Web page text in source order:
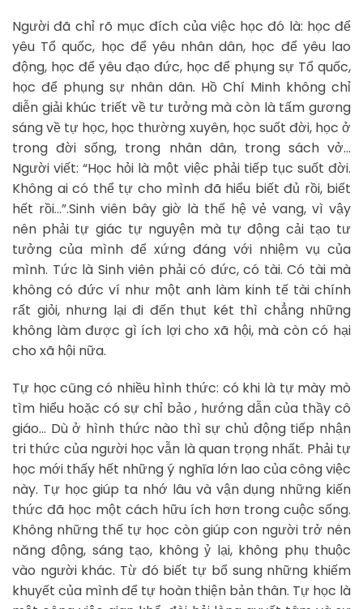
Người đã chỉ rõ mục đích của việc học đó là: học để
yêu Tổ quốc, học để yêu nhân dân, học để yêu lao
động, học để yêu đạo đức, học để phụng sự Tổ quốc,
học để phụng sự nhân dân. Hồ Chí Minh không chỉ
diễn giải khúc triết về tư tưởng mà còn là tấm gương
sáng về tự học, học thường xuyên, học suốt đời, học ở
trong đời sống, trong nhân dân, trong sách vở…
Người viết: “Học hỏi là một việc phải tiếp tục suốt đời.
Không ai có thể tự cho mình đã hiểu biết đủ rồi, biết
hết rồi…”.Sinh viên bây giờ là thế hệ vẻ vang, vì vậy
nên phải tự giác tự nguyện mà tự động cải tạo tư
tưởng của mình để xứng đáng với nhiệm vụ của
mình. Tức là Sinh viên phải có đức, có tài. Có tài mà
không có đức ví như một anh làm kinh tế tài chính
rất giỏi, nhưng lại đi đến thụt két thì chẳng những
không làm được gì ích lợi cho xã hội, mà còn có hại
cho xã hội nữa.
Tự học cũng có nhiều hình thức: có khi là tự mày mò
tìm hiểu hoặc có sự chỉ bảo , hướng dẫn của thầy cô
giáo… Dù ở hình thức nào thì sự chủ động tiếp nhận
tri thức của người học vẫn là quan trọng nhất. Phải tự
học mới thấy hết những ý nghĩa lớn lao của công việc
này. Tự học giúp ta nhớ lâu và vận dụng những kiến
thức đã học một cách hữu ích hơn trong cuộc sống.
Không những thế tự học còn giúp con người trở nên
năng động, sáng tạo, không ỷ lại, không phụ thuộc
vào người khác. Từ đó biết tự bổ sung những khiếm
khuyết của mình để tự hoàn thiện bản thân. Tự học là